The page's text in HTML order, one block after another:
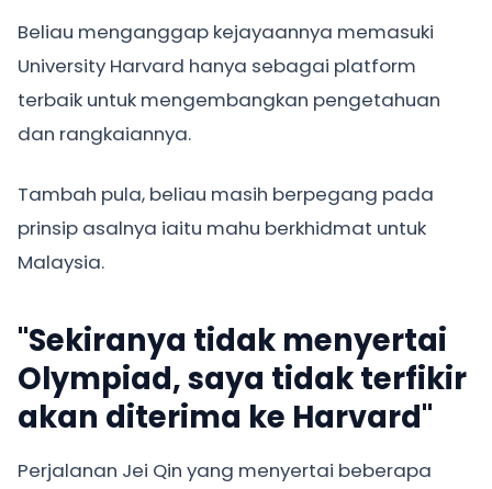
Beliau menganggap kejayaannya memasuki
University Harvard hanya sebagai platform
terbaik untuk mengembangkan pengetahuan
dan rangkaiannya.
Tambah pula, beliau masih berpegang pada
prinsip asalnya iaitu mahu berkhidmat untuk
Malaysia.
"Sekiranya tidak menyertai
Olympiad, saya tidak terfikir
akan diterima ke Harvard"
Perjalanan Jei Qin yang menyertai beberapa